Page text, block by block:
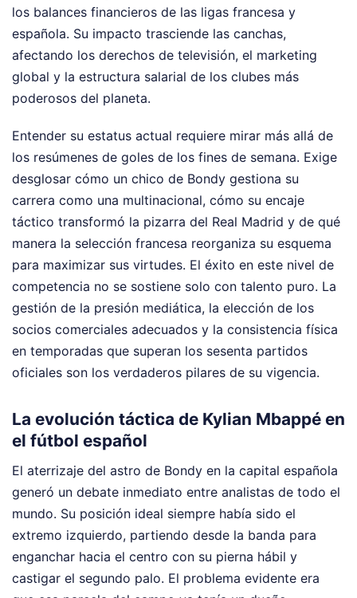
los balances financieros de las ligas francesa y
española. Su impacto trasciende las canchas,
afectando los derechos de televisión, el marketing
global y la estructura salarial de los clubes más
poderosos del planeta.
Entender su estatus actual requiere mirar más allá de
los resúmenes de goles de los fines de semana. Exige
desglosar cómo un chico de Bondy gestiona su
carrera como una multinacional, cómo su encaje
táctico transformó la pizarra del Real Madrid y de qué
manera la selección francesa reorganiza su esquema
para maximizar sus virtudes. El éxito en este nivel de
competencia no se sostiene solo con talento puro. La
gestión de la presión mediática, la elección de los
socios comerciales adecuados y la consistencia física
en temporadas que superan los sesenta partidos
oficiales son los verdaderos pilares de su vigencia.
La evolución táctica de Kylian Mbappé en
el fútbol español
El aterrizaje del astro de Bondy en la capital española
generó un debate inmediato entre analistas de todo el
mundo. Su posición ideal siempre había sido el
extremo izquierdo, partiendo desde la banda para
enganchar hacia el centro con su pierna hábil y
castigar el segundo palo. El problema evidente era